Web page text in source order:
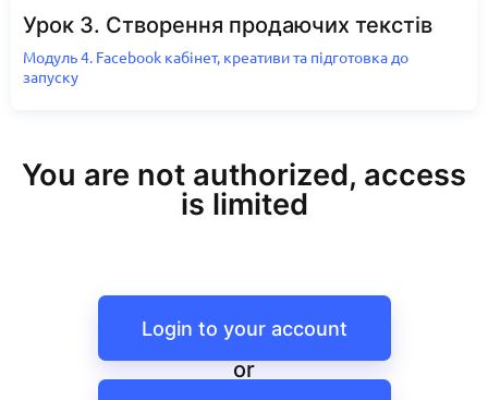
Урок 3. Створення продаючих текстів
Модуль 4. Facebook кабінет, креативи та підготовка до
запуску
You are not authorized, access
is limited
Login to your account
or